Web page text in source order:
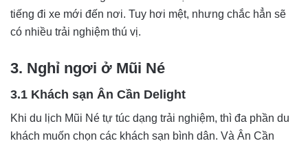
tiếng đi xe mới đến nơi. Tuy hơi mệt, nhưng chắc hẳn sẽ
có nhiều trải nghiệm thú vị.
3. Nghỉ ngơi ở Mũi Né
3.1 Khách sạn Ân Cần Delight
Khi du lịch Mũi Né tự túc dạng trải nghiệm, thì đa phần du
khách muốn chọn các khách sạn bình dân. Và Ân Cần